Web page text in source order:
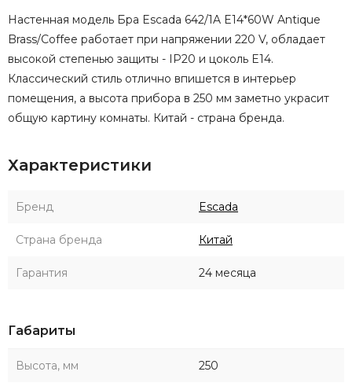
Настенная модель Бра Escada 642/1A E14*60W Antique
Brass/Coffee работает при напряжении 220 V, обладает
высокой степенью защиты - IP20 и цоколь E14.
Классический стиль отлично впишется в интерьер
помещения, а высота прибора в 250 мм заметно украсит
общую картину комнаты. Китай - страна бренда.
Характеристики
Бренд Escada
Страна бренда Китай
Гарантия 24 месяца
Габариты
Высота, мм 250